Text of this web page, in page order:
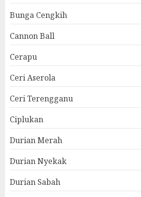
Bunga Cengkih
Cannon Ball
Cerapu
Ceri Aserola
Ceri Terengganu
Ciplukan
Durian Merah
Durian Nyekak
Durian Sabah